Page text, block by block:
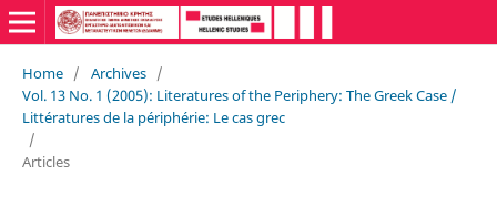
Home / Archives /
Vol. 13 No. 1 (2005): Literatures of the Periphery: The Greek Case /
Littératures de la périphérie: Le cas grec
/
Articles